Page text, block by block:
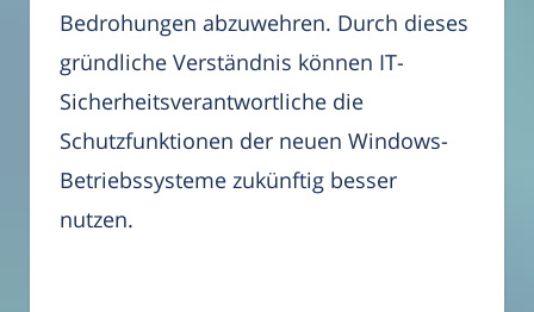
Bedrohungen abzuwehren. Durch dieses
gründliche Verständnis können IT-
Sicherheitsverantwortliche die
Schutzfunktionen der neuen Windows-
Betriebssysteme zukünftig besser
nutzen.